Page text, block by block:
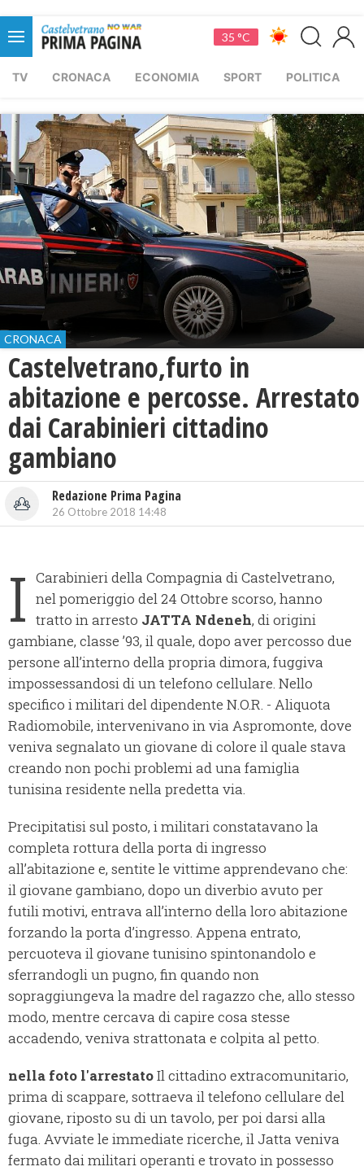
35 °C
TV CRONACA ECONOMIA SPORT POLITICA
CRONACA
Castelvetrano,furto in
abitazione e percosse. Arrestato
dai Carabinieri cittadino
gambiano
Redazione Prima Pagina
26 Ottobre 2018 14:48
I Carabinieri della Compagnia di Castelvetrano,
nel pomeriggio del 24 Ottobre scorso, hanno
tratto in arresto JATTA Ndeneh, di origini
gambiane, classe ’93, il quale, dopo aver percosso due
persone all’interno della propria dimora, fuggiva
impossessandosi di un telefono cellulare. Nello
specifico i militari del dipendente N.O.R. - Aliquota
Radiomobile, intervenivano in via Aspromonte, dove
veniva segnalato un giovane di colore il quale stava
creando non pochi problemi ad una famiglia
tunisina residente nella predetta via.
Precipitatisi sul posto, i militari constatavano la
completa rottura della porta di ingresso
all’abitazione e, sentite le vittime apprendevano che:
il giovane gambiano, dopo un diverbio avuto per
futili motivi, entrava all’interno della loro abitazione
forzando la porta d’ingresso. Appena entrato,
percuoteva il giovane tunisino spintonandolo e
sferrandogli un pugno, fin quando non
sopraggiungeva la madre del ragazzo che, allo stesso
modo, mentre cercava di capire cosa stesse
accadendo, veniva strattonata e colpita al petto.
nella foto l'arrestatoIl cittadino extracomunitario,
prima di scappare, sottraeva il telefono cellulare del
giovane, riposto su di un tavolo, per poi darsi alla
fuga. Avviate le immediate ricerche, il Jatta veniva
fermato dai militari operanti e trovato in possesso